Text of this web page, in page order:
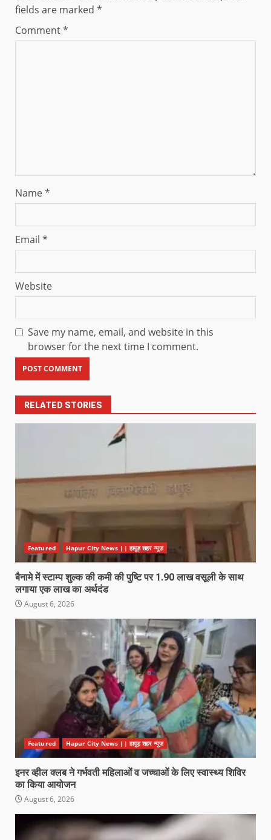
fields are marked *
Comment*
Name*
Email *
Website
Save my name, email, and website in this
browser for the next time I comment.
RELATED STORIES
Featured Hapur City News || हापुड़ शहर न्यूज़
बैनामे में स्टाम्प शुल्क की कमी की पुष्टि पर 1.90 लाख वसूली के साथ
लगाया एक लाख का अर्थदंड
August 6, 2026
Featured Hapur City News || हापुड़ शहर न्यूज़
इनर व्हील क्लब ने गर्भवती महिलाओं व जच्चाओं के लिए स्वास्थ्य शिविर
का किया आयोजन
August 6, 2026